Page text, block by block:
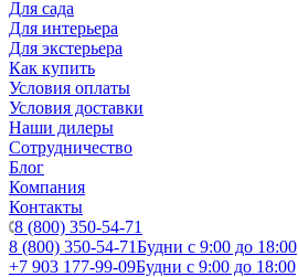
Для сада
Для интерьера
Для экстерьера
Как купить
Условия оплаты
Условия доставки
Наши дилеры
Сотрудничество
Блог
Компания
Контакты
8 (800) 350-54-71
8 (800) 350-54-71Будни с 9:00 до 18:00
+7 903 177-99-09Будни с 9:00 до 18:00